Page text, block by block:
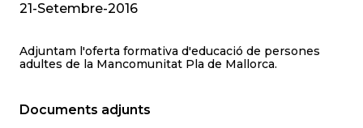
21-Setembre-2016
Adjuntam l'oferta formativa d'educació de persones
adultes de la Mancomunitat Pla de Mallorca.
Documents adjunts